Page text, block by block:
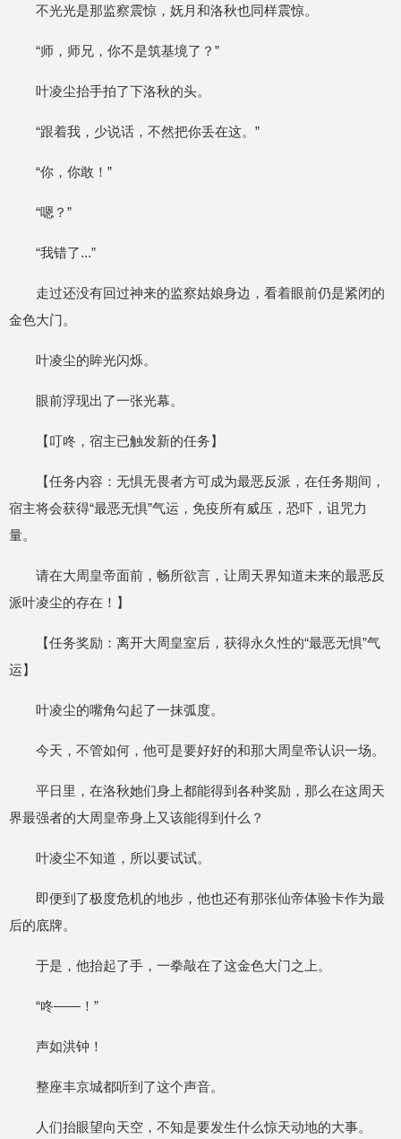
不光光是那监察震惊，妩月和洛秋也同样震惊。
“师，师兄，你不是筑基境了？”
叶凌尘抬手拍了下洛秋的头。
“跟着我，少说话，不然把你丢在这。”
“你，你敢！”
“嗯？”
“我错了...”
走过还没有回过神来的监察姑娘身边，看着眼前仍是紧闭的
金色大门。
叶凌尘的眸光闪烁。
眼前浮现出了一张光幕。
【叮咚，宿主已触发新的任务】
【任务内容：无惧无畏者方可成为最恶反派，在任务期间，
宿主将会获得“最恶无惧”气运，免疫所有威压，恐吓，诅咒力
量。
请在大周皇帝面前，畅所欲言，让周天界知道未来的最恶反
派叶凌尘的存在！】
【任务奖励：离开大周皇室后，获得永久性的“最恶无惧”气
运】
叶凌尘的嘴角勾起了一抹弧度。
今天，不管如何，他可是要好好的和那大周皇帝认识一场。
平日里，在洛秋她们身上都能得到各种奖励，那么在这周天
界最强者的大周皇帝身上又该能得到什么？
叶凌尘不知道，所以要试试。
即便到了极度危机的地步，他也还有那张仙帝体验卡作为最
后的底牌。
于是，他抬起了手，一拳敲在了这金色大门之上。
“咚——！”
声如洪钟！
整座丰京城都听到了这个声音。
人们抬眼望向天空，不知是要发生什么惊天动地的大事。